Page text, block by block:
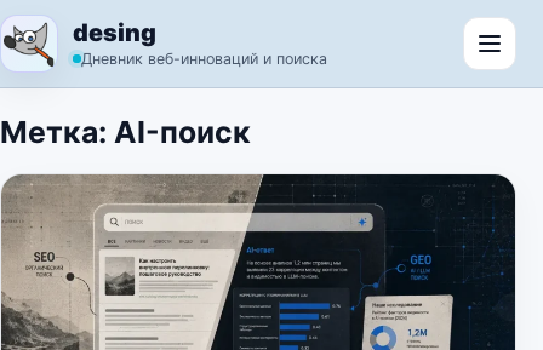
Перейти к содержимому
desing
Дневник веб-инноваций и поиска
Метка: AI-поиск